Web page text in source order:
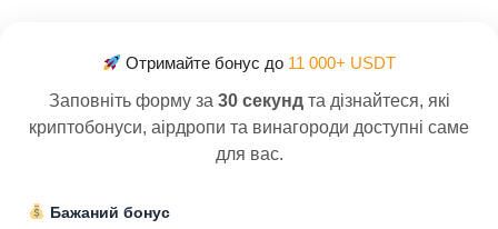
Отримайте бонус до 11 000+ USDT
Заповніть форму за 30 секундта дізнайтеся, які
криптобонуси, аірдропи та винагороди доступні саме
для вас.
Бажаний бонус